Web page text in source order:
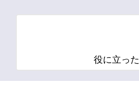
役に立った